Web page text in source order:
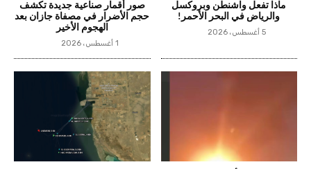
ماذا تفعل واشنطن وبروكسل
والرياض في البحر الأحمر!
5 أغسطس، 2026
صور أقمار صناعية جديدة تكشف
حجم الأضرار في مصفاة جازان بعد
الهجوم الأخير
1 أغسطس، 2026